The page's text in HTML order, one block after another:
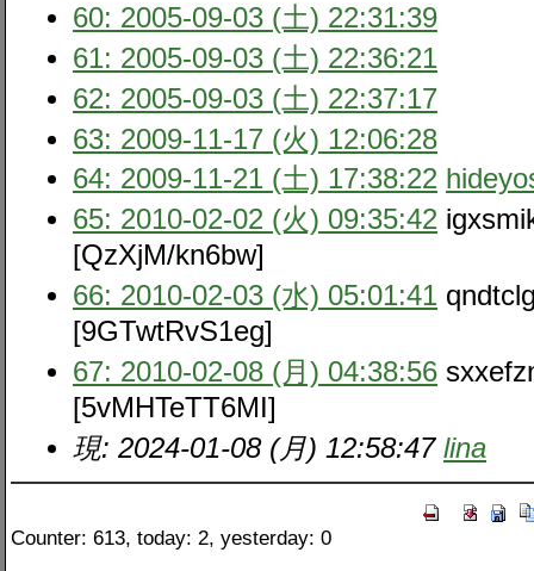
60: 2005-09-03 (土) 22:31:39
61: 2005-09-03 (土) 22:36:21
62: 2005-09-03 (土) 22:37:17
63: 2009-11-17 (火) 12:06:28
64: 2009-11-21 (土) 17:38:22
65: 2010-02-02 (火) 09:35:42
[QzXjM/kn6bw]
66: 2010-02-03 (水) 05:01:41
[9GTwtRvS1eg]
67: 2010-02-08 (月) 04:38:56
[5vMHTeTT6MI]
現: 2024-01-08 (月) 12:58:47 lina
Counter: 613, today: 2, yesterday: 0